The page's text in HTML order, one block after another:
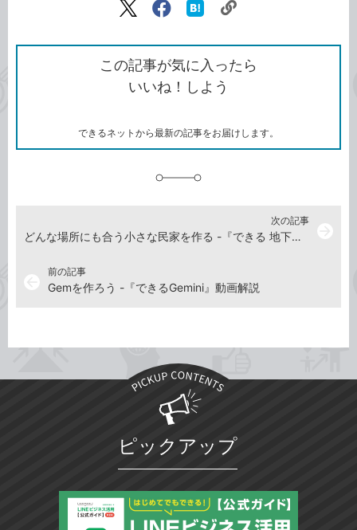
X（旧
で
シ
ェ
ア
Facebook
シ
ェ
ア
な
ッ
ク
ク
ク
を
コ
この記事が気に入ったら
いいね！しよう
できるネットから最新の記事をお届けします。
前の記事
Gemを作ろう -『できるGemini』動画解説
次の記事
どんな場所にも合う小さな民家を作る -『できる 地下世界を開拓しよう！ マインクラフト地下建築 わくわくスゴ技ブック』動画解説
ピックアップ